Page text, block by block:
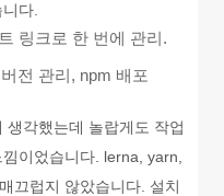
다.
링크로 한 번에 관리.
전 관리, npm 배포
각했는데 놀랍게도 작업
이었습니다. lerna, yarn,
끄럽지 않았습니다. 설치